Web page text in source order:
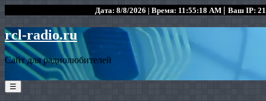
Дата: 8/8/2026 | Время: 11:55:18 AM | Ваш IP:
rcl-radio.ru
Сайт для радиолюбителей
☰